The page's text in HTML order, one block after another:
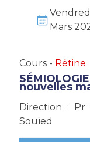
Mars
Cours - Rétine
nouvelles
Direction : Pr
Souïed